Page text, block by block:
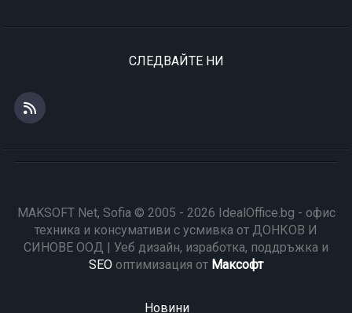
СЛЕДВАЙТЕ НИ
MAKSOFT Net, Sofia © 2005 - 2026 IdealOffice.bg - офис
техника и консумативи с усмивка от ДОНКОВ И
СИНОВЕ ООД | Уеб дизайн, изработка, поддръжка и
SEO оптимизация от Максофт
Новини